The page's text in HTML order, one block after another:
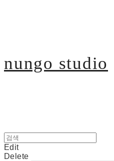
nungo studio
Edit
Delete